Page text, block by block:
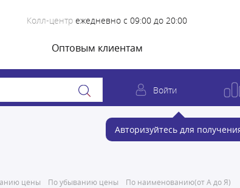
Колл-центр ежедневно с 09:00 до 20:00
Оптовым клиентам
Войти
Авторизуйтесь для
цены По убыванию цены По наименованию(от А до Я)